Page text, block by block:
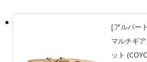
[アルバー
マルチギ
ット